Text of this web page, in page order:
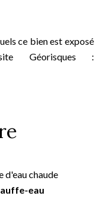
ce bien est exposé
Géorisques :
d'eau chaude
eau